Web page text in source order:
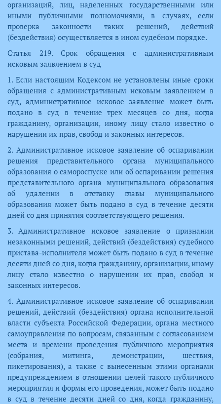
организаций, лиц, наделенных государственными или
иными публичными полномочиями, в случаях, если
проверка законности таких решений, действий
(бездействия) осуществляется в ином судебном порядке.
Статья 219. Срок обращения с административным
исковым заявлением в суд
1. Если настоящим Кодексом не установлены иные сроки
обращения с административным исковым заявлением в
суд, административное исковое заявление может быть
подано в суд в течение трех месяцев со дня, когда
гражданину, организации, иному лицу стало известно о
нарушении их прав, свобод и законных интересов.
2. Административное исковое заявление об оспаривании
решения представительного органа муниципального
образования о самороспуске или об оспаривании решения
представительного органа муниципального образования
об удалении в отставку главы муниципального
образования может быть подано в суд в течение десяти
дней со дня принятия соответствующего решения.
3. Административное исковое заявление о признании
незаконными решений, действий (бездействия) судебного
пристава-исполнителя может быть подано в суд в течение
десяти дней со дня, когда гражданину, организации, иному
лицу стало известно о нарушении их прав, свобод и
законных интересов.
4. Административное исковое заявление об оспаривании
решений, действий (бездействия) органа исполнительной
власти субъекта Российской Федерации, органа местного
самоуправления по вопросам, связанным с согласованием
места и времени проведения публичного мероприятия
(собрания, митинга, демонстрации, шествия,
пикетирования), а также с вынесенным этими органами
предупреждением в отношении целей такого публичного
мероприятия и формы его проведения, может быть подано
в суд в течение десяти дней со дня, когда гражданину,